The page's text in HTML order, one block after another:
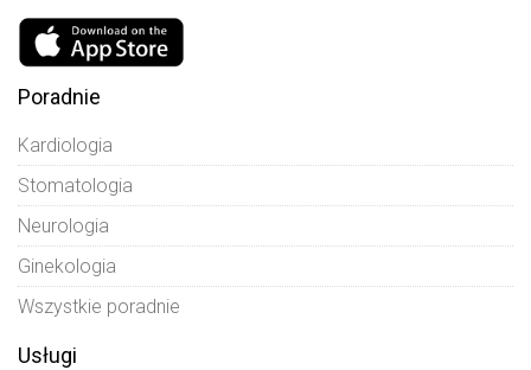
Poradnie
Kardiologia
Stomatologia
Neurologia
Ginekologia
Wszystkie poradnie
Usługi